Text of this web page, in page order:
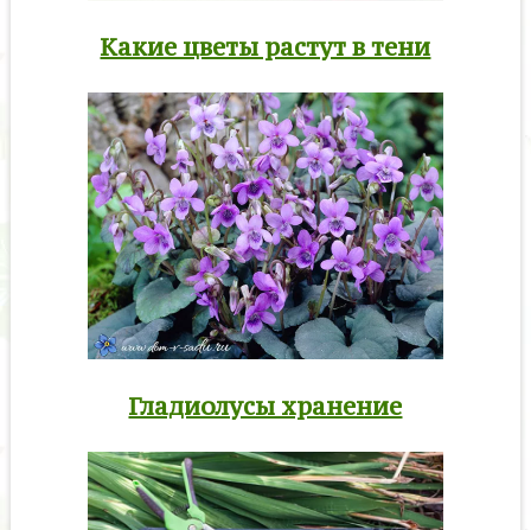
Какие цветы растут в тени
Гладиолусы хранение